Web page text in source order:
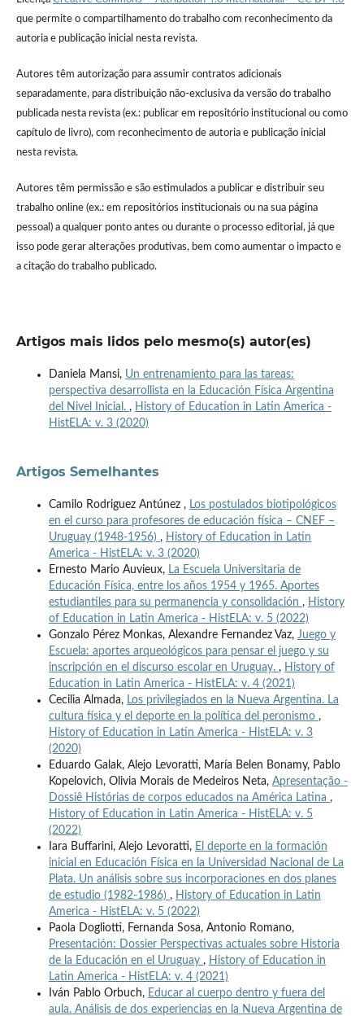
que permite o compartilhamento do trabalho com reconhecimento da
autoria e publicação inicial nesta revista.
Autores têm autorização para assumir contratos adicionais
separadamente, para distribuição não-exclusiva da versão do trabalho
publicada nesta revista (ex.: publicar em repositório institucional ou como
capítulo de livro), com reconhecimento de autoria e publicação inicial
nesta revista.
Autores têm permissão e são estimulados a publicar e distribuir seu
trabalho online (ex.: em repositórios institucionais ou na sua página
pessoal) a qualquer ponto antes ou durante o processo editorial, já que
isso pode gerar alterações produtivas, bem como aumentar o impacto e
a citação do trabalho publicado.
Artigos mais lidos pelo mesmo(s) autor(es)
Daniela Mansi, Un entrenamiento para las tareas:
perspectiva desarrollista en la Educación Física Argentina
del Nivel Inicial. , History of Education in Latin America -
HistELA: v. 3 (2020)
Artigos Semelhantes
Camilo Rodriguez Antúnez , Los postulados biotipológicos
en el curso para profesores de educación física – CNEF –
Uruguay (1948-1956) , History of Education in Latin
America - HistELA: v. 3 (2020)
Ernesto Mario Auvieux, La Escuela Universitaria de
Educación Física, entre los años 1954 y 1965. Aportes
estudiantiles para su permanencia y consolidación , History
of Education in Latin America - HistELA: v. 5 (2022)
Gonzalo Pérez Monkas, Alexandre Fernandez Vaz, Juego y
Escuela: aportes arqueológicos para pensar el juego y su
inscripción en el discurso escolar en Uruguay. , History of
Education in Latin America - HistELA: v. 4 (2021)
Cecilia Almada, Los privilegiados en la Nueva Argentina. La
cultura física y el deporte en la política del peronismo ,
History of Education in Latin America - HistELA: v. 3
(2020)
Eduardo Galak, Alejo Levoratti, María Belen Bonamy, Pablo
Kopelovich, Olivia Morais de Medeiros Neta, Apresentação -
Dossiê Histórias de corpos educados na América Latina ,
History of Education in Latin America - HistELA: v. 5
(2022)
Iara Buffarini, Alejo Levoratti, El deporte en la formación
inicial en Educación Física en la Universidad Nacional de La
Plata. Un análisis sobre sus incorporaciones en dos planes
de estudio (1982-1986) , History of Education in Latin
America - HistELA: v. 5 (2022)
Paola Dogliotti, Fernanda Sosa, Antonio Romano,
Presentación: Dossier Perspectivas actuales sobre Historia
de la Educación en el Uruguay , History of Education in
Latin America - HistELA: v. 4 (2021)
Iván Pablo Orbuch, Educar al cuerpo dentro y fuera del
aula. Análisis de dos experiencias en la Nueva Argentina de